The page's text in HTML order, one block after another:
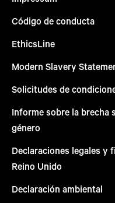
Código de conducta
EthicsLine
Modern Slavery
Solicitudes de
Informe sobre la brecha
género
Declaraciones legales y
Reino Unido
Declaración ambiental